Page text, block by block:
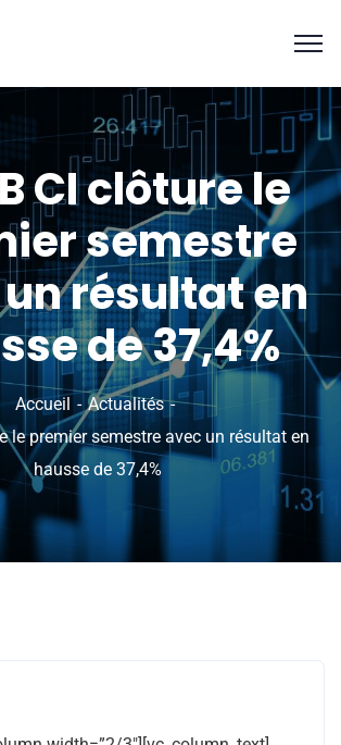
CI clôture le
semestre
résultat en
de 37,4%
Accueil
Actualités
le premier semestre avec un résultat en
hausse de 37,4%